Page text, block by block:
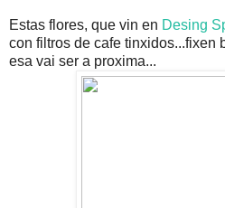
Estas flores, que vin en Desing
con filtros de cafe tinxidos...fixen
esa vai ser a proxima...